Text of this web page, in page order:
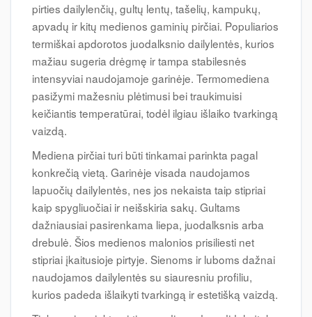
pirties dailylenčių, gultų lentų, tašelių, kampukų,
apvadų ir kitų medienos gaminių pirčiai. Populiarios
termiškai apdorotos juodalksnio dailylentės, kurios
mažiau sugeria drėgmę ir tampa stabilesnės
intensyviai naudojamoje garinėje. Termomediena
pasižymi mažesniu plėtimusi bei traukimuisi
keičiantis temperatūrai, todėl ilgiau išlaiko tvarkingą
vaizdą.
Mediena pirčiai turi būti tinkamai parinkta pagal
konkrečią vietą. Garinėje visada naudojamos
lapuočių dailylentės, nes jos nekaista taip stipriai
kaip spygliuočiai ir neišskiria sakų. Gultams
dažniausiai pasirenkama liepa, juodalksnis arba
drebulė. Šios medienos malonios prisiliesti net
stipriai įkaitusioje pirtyje. Sienoms ir luboms dažnai
naudojamos dailylentės su siauresniu profiliu,
kurios padeda išlaikyti tvarkingą ir estetišką vaizdą.